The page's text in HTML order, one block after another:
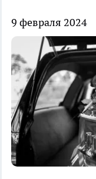
9 февраля 2024